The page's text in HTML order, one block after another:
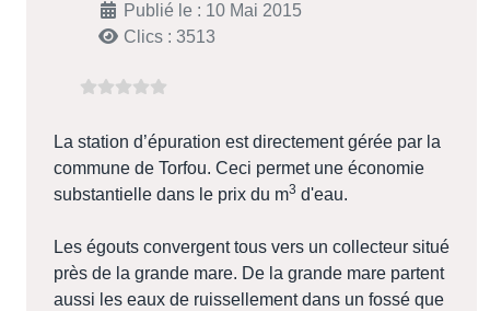
Publié le : 10 Mai 2015
Clics : 3513
La station d’épuration est directement gérée par la
commune de Torfou. Ceci permet une économie
substantielle dans le prix du m3 d'eau.
Les égouts convergent tous vers un collecteur situé
près de la grande mare. De la grande mare partent
aussi les eaux de ruissellement dans un fossé que